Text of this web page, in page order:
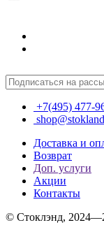
+7(495) 477-
Доставка и
Возврат
Доп. услуги
Акции
Контакты
© Стоклэнд,